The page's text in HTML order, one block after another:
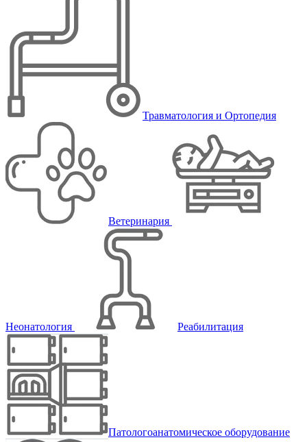
Травматология и Ортопедия
Ветеринария
Неонатология Реабилитация
Патологоанатомическое оборудование